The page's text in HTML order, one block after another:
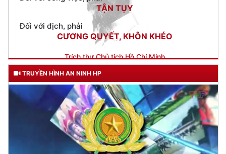
CƯƠNG QUYẾT, KHÔN KHÉO
Trích thư Chủ tịch Hồ Chí Minh
gửi Công an Khu XII,
ngày 11 tháng 3 năm 1948.
TRUYỀN HÌNH AN NINH HP